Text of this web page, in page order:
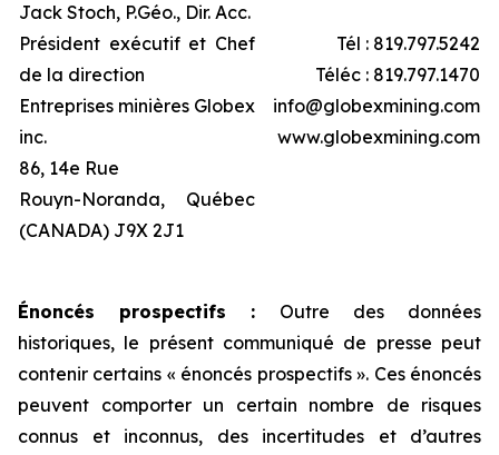
Jack Stoch, P.Géo., Dir. Acc.
Président exécutif et Chef
de la direction
Entreprises minières Globex
inc.
86, 14e Rue
Rouyn-Noranda, Québec
(CANADA) J9X 2J1
Tél : 819.797.5242
Téléc : 819.797.1470
info@globexmining.com
www.globexmining.com
Énoncés prospectifs : Outre des données
historiques, le présent communiqué de presse peut
contenir certains « énoncés prospectifs ». Ces énoncés
peuvent comporter un certain nombre de risques
connus et inconnus, des incertitudes et d’autres